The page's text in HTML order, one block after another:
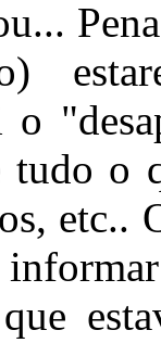
tudo o
etc..